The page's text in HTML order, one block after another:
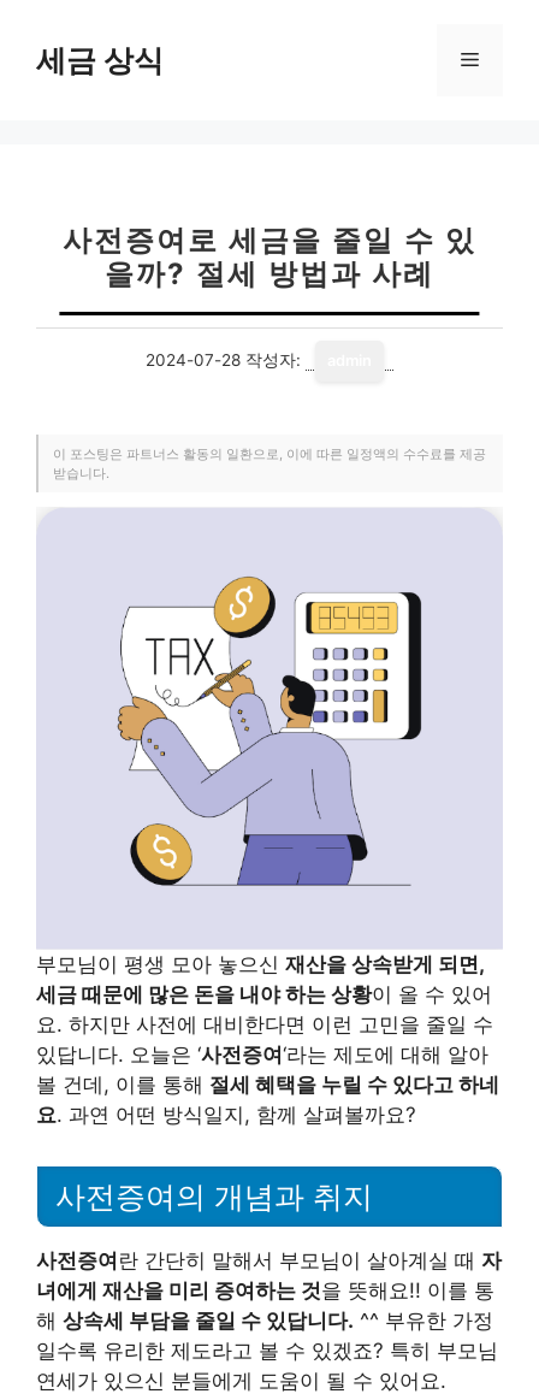
세금 상식 메
사전증여로 세금을 줄일 수 있
을까? 절세 방법과 사례
2024-07-28 작성자:
이 포스팅은 파트너스 활동의 일환으로, 이에 따른 일정액의 수수료를 제공
받습니다.
부모님이 평생 모아 놓으신 재산을 상속받게 되면,
세금 때문에 많은 돈을 내야 하는 상황이 올 수 있어
요. 하지만 사전에 대비한다면 이런 고민을 줄일 수
있답니다. 오늘은 ‘사전증여 ‘라는 제도에 대해 알아
볼 건데, 이를 통해 절세 혜택을 누릴 수 있다고 하네
요. 과연 어떤 방식일지, 함께 살펴볼까요?
사전증여의 개념과 취지
사전증여 란 간단히 말해서 부모님이 살아계실 때 자
녀에게 재산을 미리 증여하는 것을 뜻해요!! 이를 통
해 상속세 부담을 줄일 수 있답니다. ^^ 부유한 가정
일수록 유리한 제도라고 볼 수 있겠죠? 특히 부모님
연세가 있으신 분들에게 도움이 될 수 있어요.